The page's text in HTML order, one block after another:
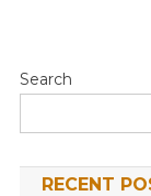
Search
RECENT